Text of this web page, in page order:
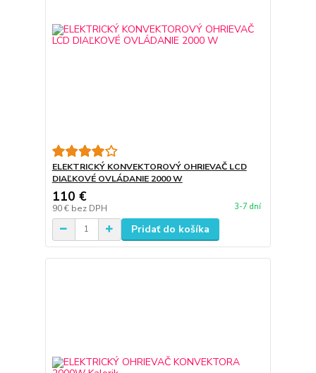
ELEKTRICKÝ KONVEKTOROVÝ OHRIEVAČ LCD
DIAĽKOVÉ OVLÁDANIE 2000 W
110 €
90 € bez DPH 3-7 dní
Pridať do košíka